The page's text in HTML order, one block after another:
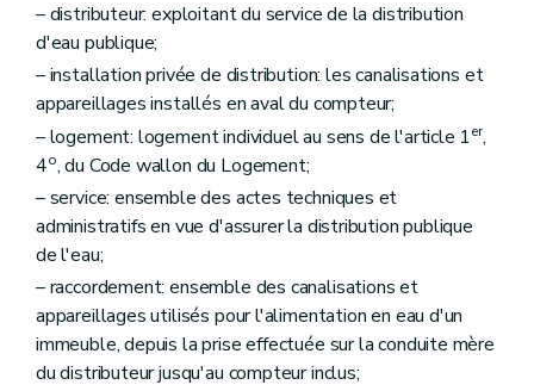
– distributeur: exploitant du service de la distribution
d'eau publique;
– installation privée de distribution: les canalisations et
appareillages installés en aval du compteur;
– logement: logement individuel au sens de l'article 1er,
4o, du Code wallon du Logement;
– service: ensemble des actes techniques et
administratifs en vue d'assurer la distribution publique
de l'eau;
– raccordement: ensemble des canalisations et
appareillages utilisés pour l'alimentation en eau d'un
immeuble, depuis la prise effectuée sur la conduite mère
du distributeur jusqu'au compteur inclus;